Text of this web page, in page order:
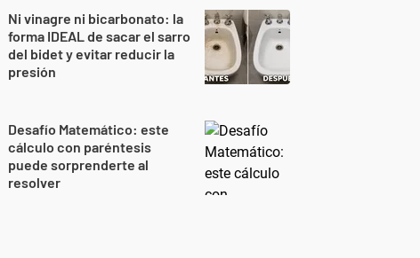
Ni vinagre ni bicarbonato: la
forma IDEAL de sacar el sarro
del bidet y evitar reducir la
presión
Desafío Matemático: este
cálculo con paréntesis
puede sorprenderte al
resolver